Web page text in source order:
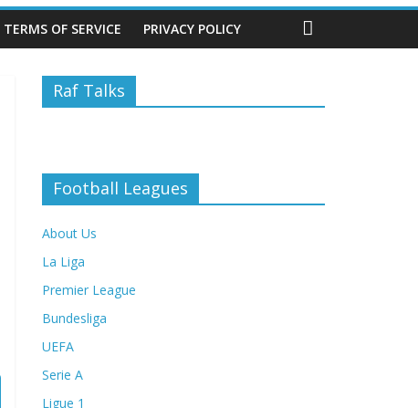
TERMS OF SERVICE PRIVACY POLICY
Raf Talks
Football Leagues
About Us
La Liga
Premier League
Bundesliga
UEFA
Serie A
Ligue 1